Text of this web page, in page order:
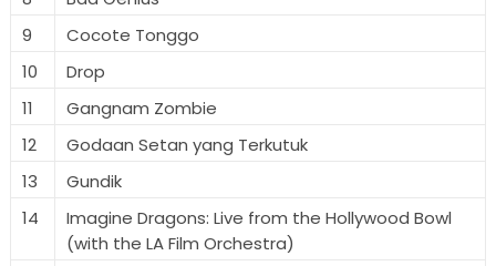
9
Cocote Tonggo
10
Drop
11
Gangnam Zombie
12
Godaan Setan yang Terkutuk
13
Gundik
14
Imagine Dragons: Live from the Hollywood Bowl
(with the LA Film Orchestra)